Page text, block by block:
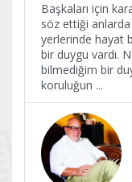
Başkaları için
söz ettiği
yerlerinde hayat
bir duygu vardı.
bilmediğim bir
koruluğun ...